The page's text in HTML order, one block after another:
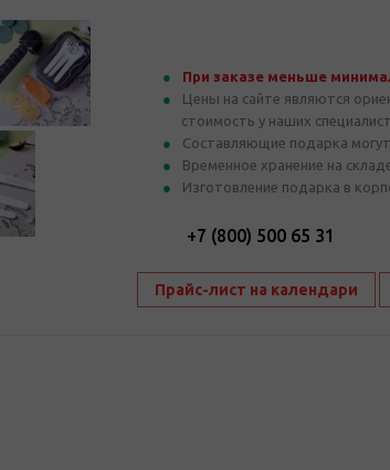
При заказе меньше
Цены на сайте являются
стоимость у наших
Составляющие подарка
Временное хранение на
Изготовление подарка в
+7 (800) 500 65 31
Прайс-лист на календари